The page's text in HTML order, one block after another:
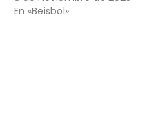
En «Beisbol»